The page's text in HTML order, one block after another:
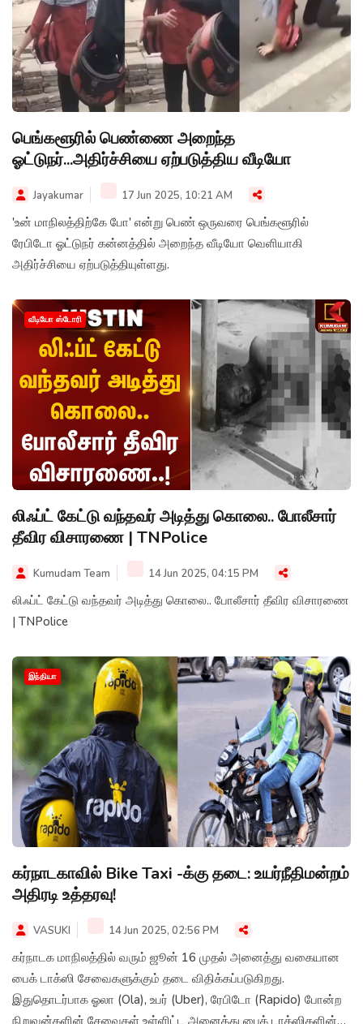
பெங்களூரில் பெண்ணை அறைந்த
ஓட்டுநர்...அதிர்ச்சியை ஏற்படுத்திய வீடியோ
Jayakumar 17 Jun 2025, 10:21 AM
'உன் மாநிலத்திற்கே போ' என்று பெண் ஒருவரை பெங்களூரில்
ரேபிடோ ஓட்டுநர் கன்னத்தில் அறைந்த வீடியோ வெளியாகி
அதிர்ச்சியை ஏற்படுத்தியுள்ளது.
வீடியோ ஸ்டோரி
லிஃப்ட் கேட்டு வந்தவர் அடித்து கொலை.. போலீசார்
தீவிர விசாரணை | TNPolice
Kumudam Team 14 Jun 2025, 04:15 PM
லிஃப்ட் கேட்டு வந்தவர் அடித்து கொலை.. போலீசார் தீவிர விசாரணை
| TNPolice
இந்தியா
கர்நாடகாவில் Bike Taxi -க்கு தடை: உயர்நீதிமன்றம்
அதிரடி உத்தரவு!
VASUKI 14 Jun 2025, 02:56 PM
கர்நாடக மாநிலத்தில் வரும் ஜூன் 16 முதல் அனைத்து வகையான
பைக் டாக்ஸி சேவைகளுக்கும் தடை விதிக்கப்படுகிறது.
இதுதொடர்பாக ஓலா (Ola), உபர் (Uber), ரேபிடோ (Rapido) போன்ற